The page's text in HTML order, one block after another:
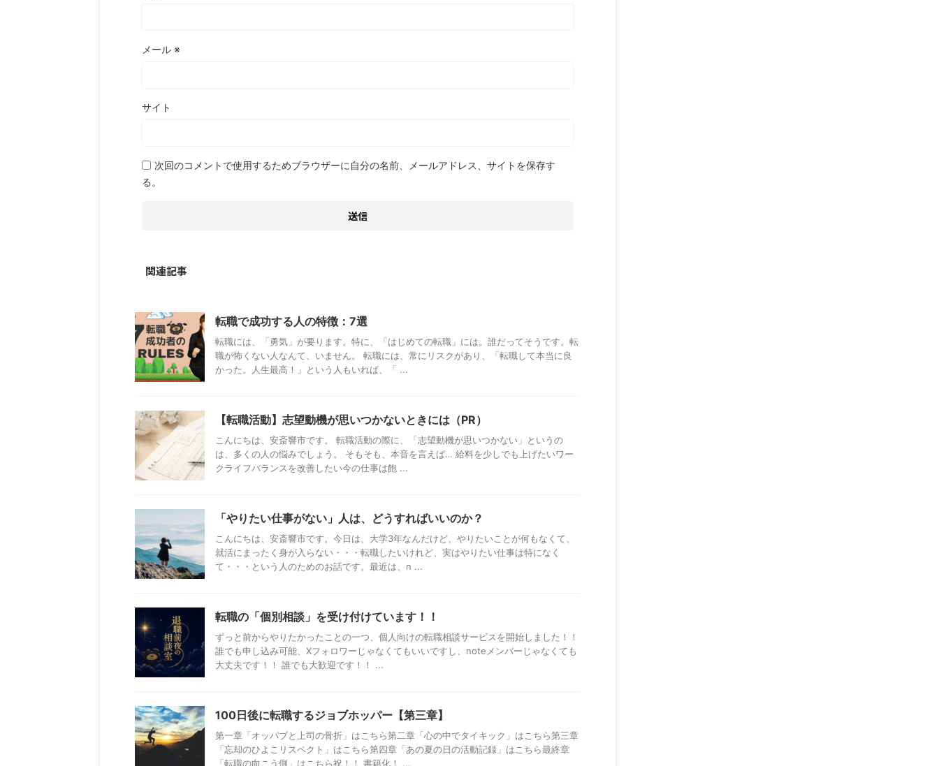
メール ※
サイト
次回のコメントで使用するためブラウザーに自分の名前、メールアドレス、サイトを保存す
る。
関連記事
転職で成功する人の特徴：7選
転職には、「勇気」が要ります。特に、「はじめての転職」には。誰だってそうです。転
職が怖くない人なんて、いません。 転職には、常にリスクがあり、「転職して本当に良
かった。人生最高！」という人もいれば、「 ...
【転職活動】志望動機が思いつかないときには（PR）
こんにちは、安斎響市です。 転職活動の際に、「志望動機が思いつかない」というの
は、多くの人の悩みでしょう。 そもそも、本音を言えば… 給料を少しでも上げたいワー
クライフバランスを改善したい今の仕事は飽 ...
「やりたい仕事がない」人は、どうすればいいのか？
こんにちは、安斎響市です。今日は、大学3年なんだけど、やりたいことが何もなくて、
就活にまったく身が入らない・・・転職したいけれど、実はやりたい仕事は特になく
て・・・という人のためのお話です。最近は、n ...
転職の「個別相談」を受け付けています！！
ずっと前からやりたかったことの一つ、個人向けの転職相談サービスを開始しました！！
誰でも申し込み可能、Xフォロワーじゃなくてもいいですし、noteメンバーじゃなくても
大丈夫です！！ 誰でも大歓迎です！！ ...
100日後に転職するジョブホッパー【第三章】
第一章「オッパブと上司の骨折」はこちら第二章「心の中でタイキック」はこちら第三章
「忘却のひよこリスペクト」はこちら第四章「あの夏の日の活動記録」はこちら最終章
「転職の向こう側」はこちら祝！！ 書籍化！ ...